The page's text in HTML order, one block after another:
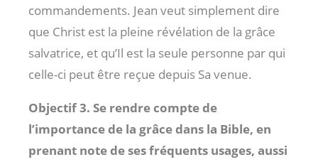
commandements. Jean veut simplement dire
que Christ est la pleine révélation de la grâce
salvatrice, et qu’Il est la seule personne par qui
celle-ci peut être reçue depuis Sa venue.
Objectif 3. Se rendre compte de
l’importance de la grâce dans la Bible, en
prenant note de ses fréquents usages, aussi